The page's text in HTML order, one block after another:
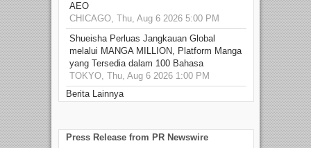
AEO
CHICAGO, Thu, Aug 6 2026 5:00 PM
Shueisha Perluas Jangkauan Global
melalui MANGA MILLION, Platform Manga
yang Tersedia dalam 100 Bahasa
TOKYO, Thu, Aug 6 2026 1:00 PM
Berita Lainnya
Press Release from PR Newswire